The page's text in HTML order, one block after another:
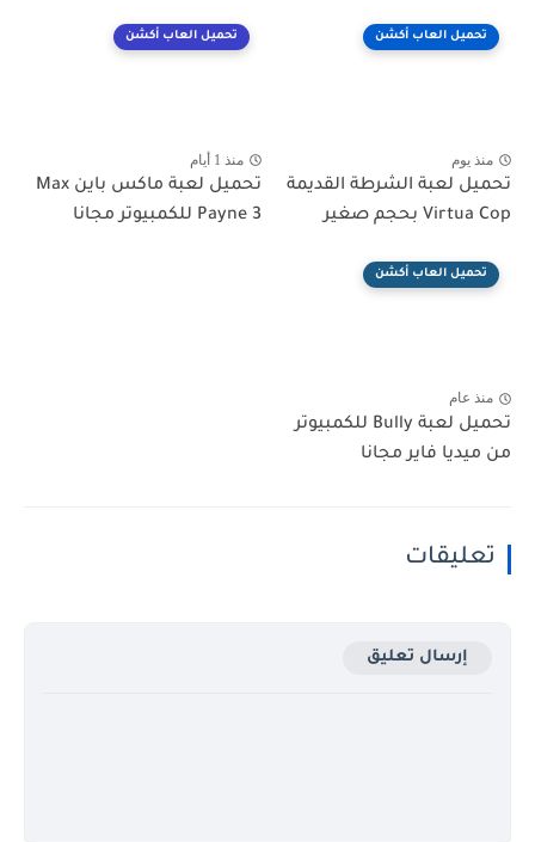
تحميل العاب أكشن
منذ يوم
تحميل لعبة الشرطة القديمة
Virtua Cop بحجم صغير
تحميل العاب أكشن
منذ 1 أيام
تحميل لعبة ماكس باين Max
Payne 3 للكمبيوتر مجانا
تحميل العاب أكشن
منذ عام
تحميل لعبة Bully للكمبيوتر
من ميديا فاير مجانا
تعليقات
إرسال تعليق